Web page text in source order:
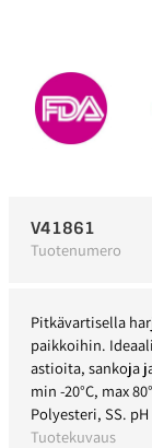
V41861
Tuotenumero
Pitkävartisella
paikkoihin.
astioita, sankoja
min -20°C, max
Polyesteri, SS.
Tuotekuvaus